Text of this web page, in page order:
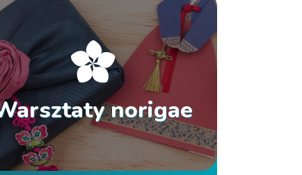
norigae